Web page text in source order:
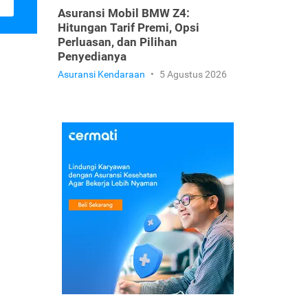
Asuransi Mobil BMW Z4:
Hitungan Tarif Premi, Opsi
Perluasan, dan Pilihan
Penyedianya
Asuransi Kendaraan • 5 Agustus 2026